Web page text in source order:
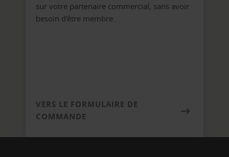
sur votre partenaire commercial, sans avoir
besoin d'être membre.
VERS LE FORMULAIRE DE
COMMANDE